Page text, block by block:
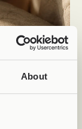
About
χώρο
να